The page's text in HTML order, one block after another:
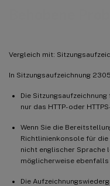
Vergleich mit:
In Sitzungsaufzeichnung
Die
nur das HTTP- oder
Wenn Sie die
Richtlinienkonsole für die
nicht englischer Sprache
möglicherweise ebenfalls
Die